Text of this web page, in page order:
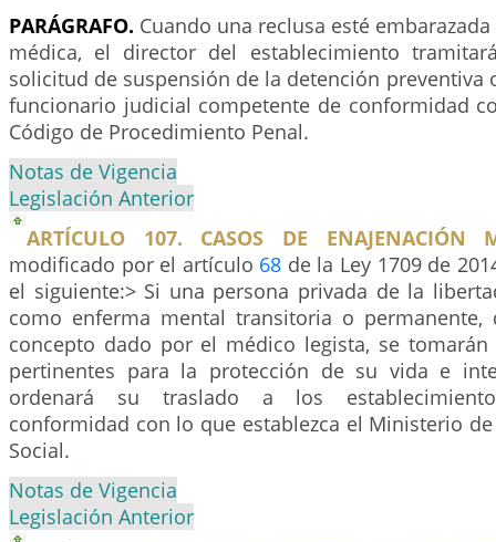
PARÁGRAFO. Cuando una reclusa esté
médica, el director del establecimiento
solicitud de suspensión de la detención preventiva
funcionario judicial competente de conformidad
Código de Procedimiento Penal.
Notas de Vigencia
Legislación Anterior
ARTÍCULO 107. CASOS DE ENAJENACIÓN
modificado por el artículo 68 de la Ley 1709 de
el siguiente:> Si una persona privada de la
como enferma mental transitoria o permanente,
concepto dado por el médico legista, se
pertinentes para la protección de su vida e
ordenará su traslado a los
conformidad con lo que establezca el Ministerio
Social.
Notas de Vigencia
Legislación Anterior